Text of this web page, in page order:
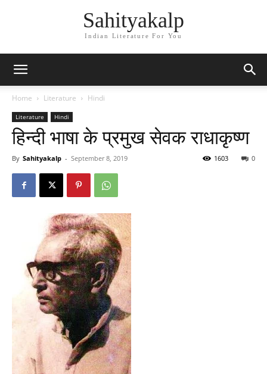
Sahityakalp
Indian Literature For You
Home Literature Hindi
Literature Hindi
हिन्दी भाषा के प्रमुख सेवक राधाकृष्ण
By Sahityakalp - September 8, 2019 0
1603